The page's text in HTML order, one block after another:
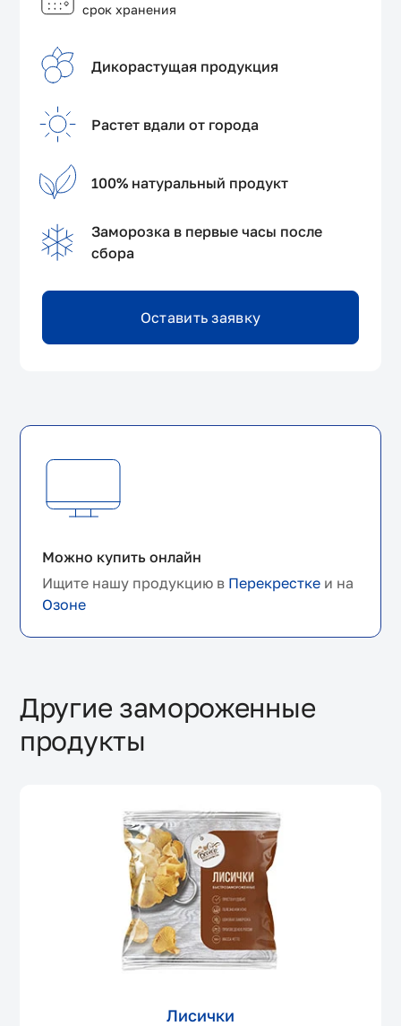
срок хранения
Дикорастущая продукция
Растет вдали от города
100% натуральный продукт
Заморозка в первые часы после
сбора
Оставить заявку
Можно купить онлайн
Ищите нашу продукцию в Перекрестке и на
Озоне
Другие замороженные
продукты
Лисички